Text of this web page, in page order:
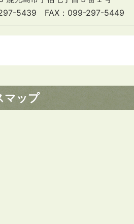
5439 FAX：099-297-5449
マップ